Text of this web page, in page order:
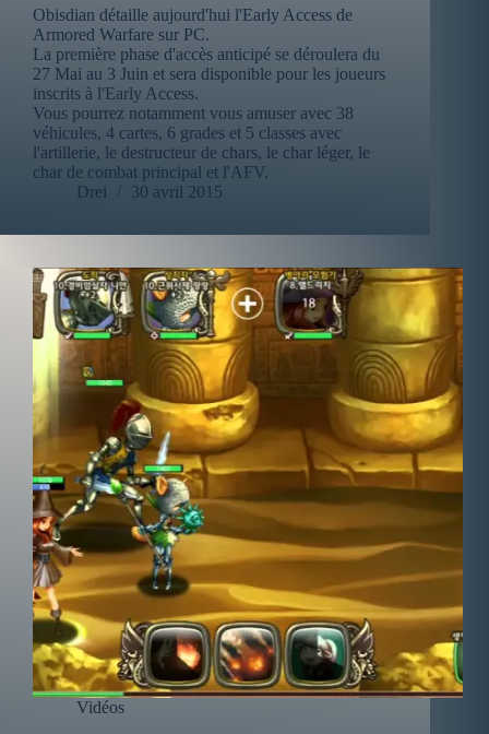
Obisdian détaille aujourd'hui l'Early Access de
Armored Warfare sur PC.
La première phase d'accès anticipé se déroulera du
27 Mai au 3 Juin et sera disponible pour les joueurs
inscrits à l'Early Access.
Vous pourrez notamment vous amuser avec 38
véhicules, 4 cartes, 6 grades et 5 classes avec
l'artillerie, le destructeur de chars, le char léger, le
char de combat principal et l'AFV.
Drei
30 avril 2015
Vidéos